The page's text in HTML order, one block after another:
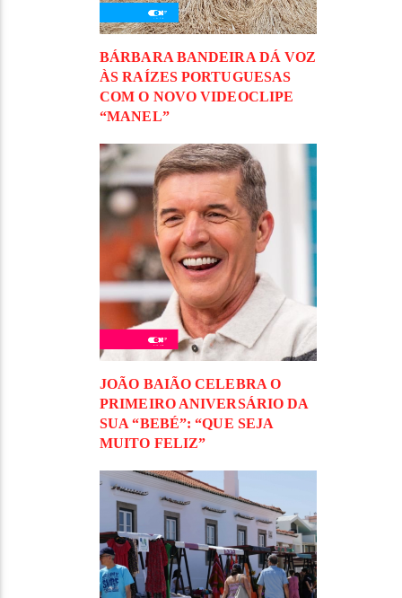
BÁRBARA BANDEIRA DÁ VOZ
ÀS RAÍZES PORTUGUESAS
COM O NOVO VIDEOCLIPE
“MANEL”
JOÃO BAIÃO CELEBRA O
PRIMEIRO ANIVERSÁRIO DA
SUA “BEBÉ”: “QUE SEJA
MUITO FELIZ”